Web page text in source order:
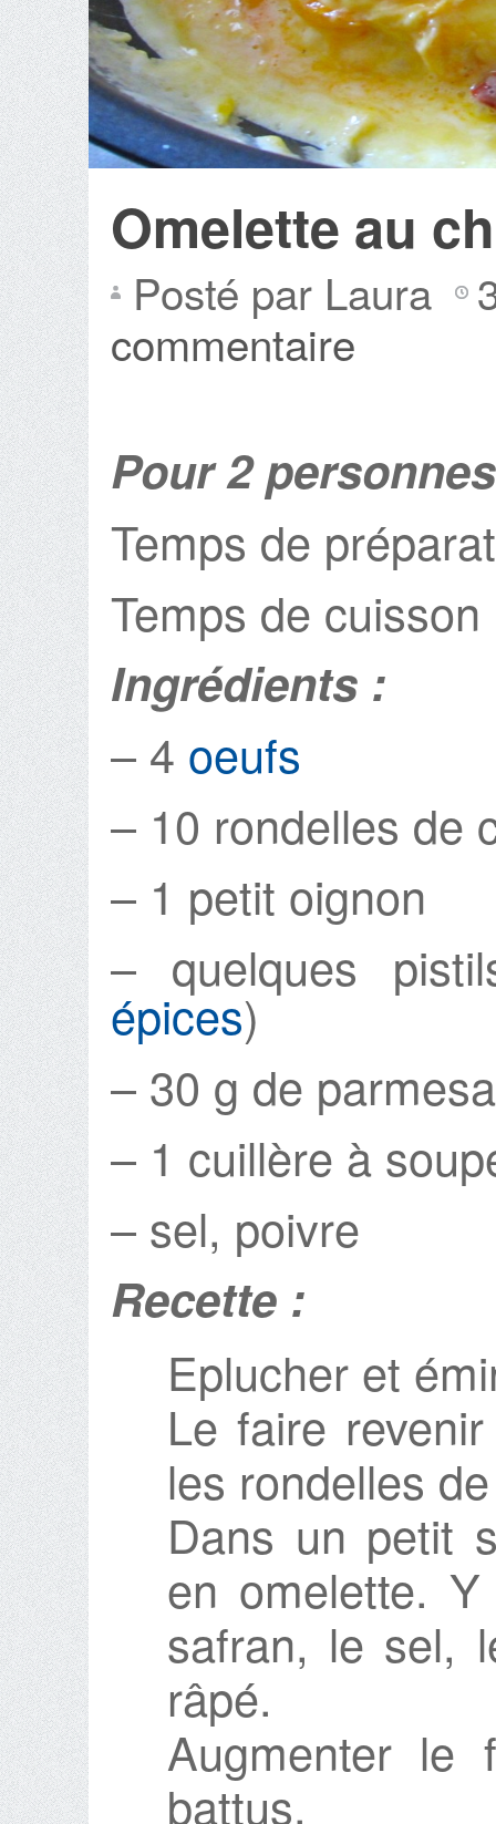
Omelette au
Posté par Laura
commentaire
Pour 2 personnes
Temps de
Temps de
Ingrédients :
– 4 oeufs
– 10 rondelles de
– 1 petit oignon
– quelques
épices)
– 30 g de
– 1 cuillère à
– sel, poivre
Recette :
Eplucher et
Le faire revenir
les rondelles
Dans un petit
en omelette.
safran, le sel,
râpé.
Augmenter le
battus.